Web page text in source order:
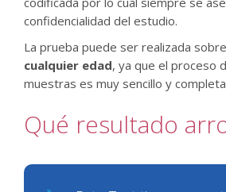
confidencialidad del estudio.
La prueba puede ser realizada sobre
cualquier edad, ya que el proceso
muestras es muy sencillo y
Qué resultado